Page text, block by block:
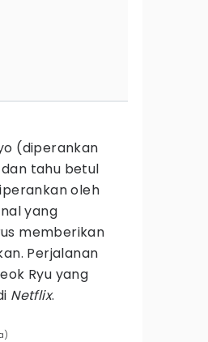
(diperankan
tahu betul
oleh
yang
memberikan
Perjalanan
Ryu yang
Netflix.